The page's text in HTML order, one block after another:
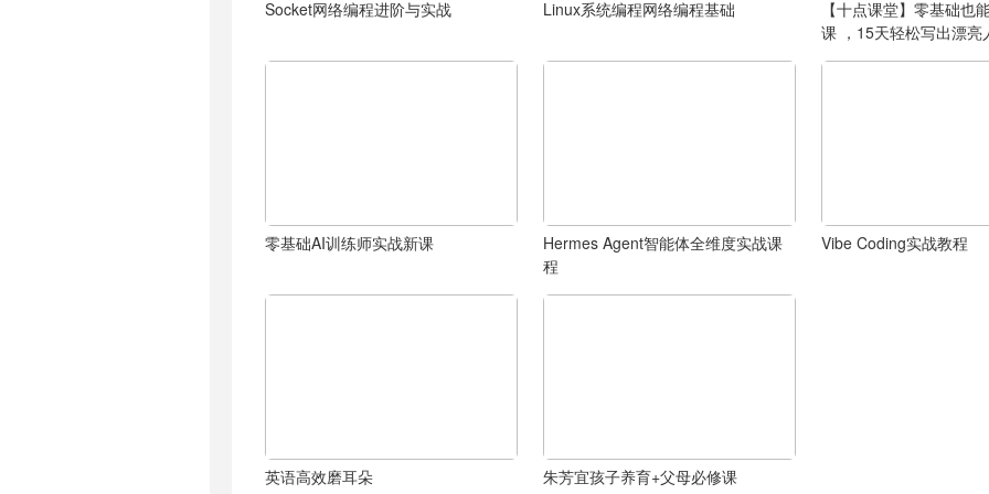
Socket网络编程进阶与实战 Linux系统编程网络编程基础
【十点课堂】零基础也
课 ，15天轻松写出漂亮
零基础AI训练师实战新课
Hermes Agent智能体全维度实战课
程
Vibe Coding实战教程
英语高效磨耳朵 朱芳宜孩子养育+父母必修课